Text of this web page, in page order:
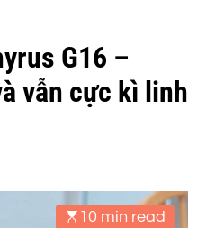
G16 –
vẫn cực kì linh
10 min read